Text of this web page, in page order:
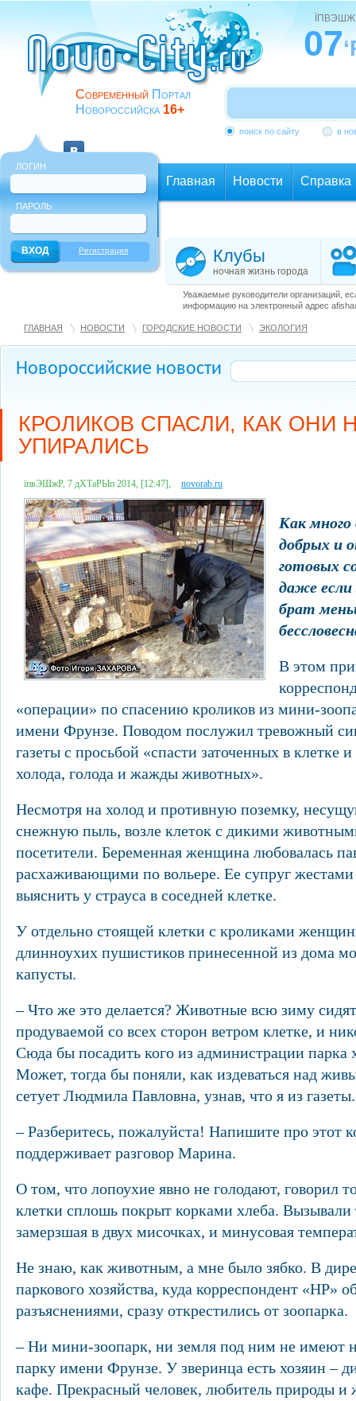
Современный Портал
Новороссийска 16+
07
поиск по сайту в
ЛОГИН
ПАРОЛЬ
Регистрация
Главная Новости Справка
Клубы
ночная жизнь города
Уважаемые руководители организаций,
информацию на электронный адрес
ГЛАВНАЯ НОВОСТИ ГОРОДСКИЕ НОВОСТИ ЭКОЛОГИЯ
Новороссийские новости
КРОЛИКОВ СПАСЛИ, КАК ОНИ
УПИРАЛИСЬ
їпвЭШжР, 7 дХТаРЫп 2014, [12:47], novorab.ru
Как много
добрых и
готовых
даже
брат
В этом
«операции» по спасению кроликов из мини-
имени Фрунзе. Поводом послужил тревожный
газеты с просьбой «спасти заточенных в клетке
холода, голода и жажды животных».
Несмотря на холод и противную поземку,
снежную пыль, возле клеток с дикими
посетители. Беременная женщина любовалась
расхаживающими по вольере. Ее супруг жестами
выяснить у страуса в соседней клетке.
У отдельно стоящей клетки с кроликами
длинноухих пушистиков принесенной из дома
капусты.
– Что же это делается? Животные всю зиму
продуваемой со всех сторон ветром клетке, и
Сюда бы посадить кого из администрации парка
Может, тогда бы поняли, как издеваться над
сетует Людмила Павловна, узнав, что я из
– Разберитесь, пожалуйста! Напишите про этот
поддерживает разговор Марина.
О том, что лопоухие явно не голодают, говорил
клетки сплошь покрыт корками хлеба. Вызывали
замерзшая в двух мисочках, и минусовая
Не знаю, как животным, а мне было зябко. В
паркового хозяйства, куда корреспондент «НР»
разъяснениями, сразу открестились от зоопарка.
– Ни мини-зоопарк, ни земля под ним не имеют
парку имени Фрунзе. У зверинца есть хозяин –
кафе. Прекрасный человек, любитель природы и